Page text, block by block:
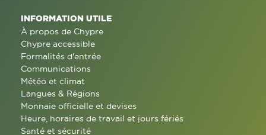
INFORMATION UTILE
À propos de Chypre
Chypre accessible
Formalités d'entrée
Communications
Météo et climat
Langues & Régions
Monnaie officielle et devises
Heure, horaires de travail et jours fériés
Santé et sécurité